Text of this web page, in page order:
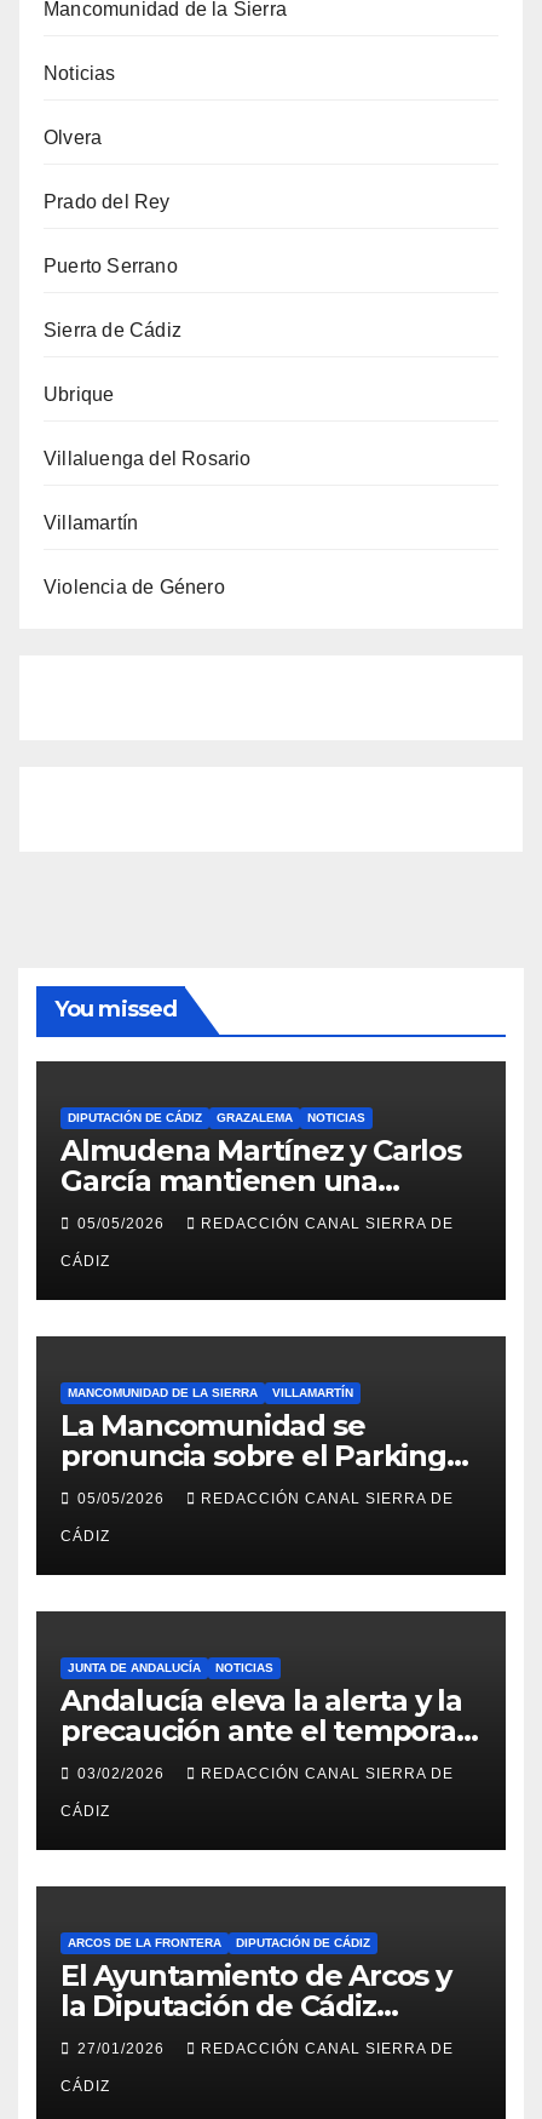
Mancomunidad de la Sierra
Noticias
Olvera
Prado del Rey
Puerto Serrano
Sierra de Cádiz
Ubrique
Villaluenga del Rosario
Villamartín
Violencia de Género
You missed
DIPUTACIÓN DE CÁDIZ GRAZALEMA NOTICIAS
Almudena Martínez y Carlos
García mantienen una
reunión en el Palacio
Provincial
05/05/2026 REDACCIÓN CANAL SIERRA DE
CÁDIZ
MANCOMUNIDAD DE LA SIERRA VILLAMARTÍN
La Mancomunidad se
pronuncia sobre el Parking
del Hospital de Villamartín
05/05/2026 REDACCIÓN CANAL SIERRA DE
CÁDIZ
JUNTA DE ANDALUCÍA NOTICIAS
Andalucía eleva la alerta y la
precaución ante el temporal:
colegios cerrados y la UME en
preaviso
03/02/2026 REDACCIÓN CANAL SIERRA DE
CÁDIZ
ARCOS DE LA FRONTERA DIPUTACIÓN DE CÁDIZ
El Ayuntamiento de Arcos y
la Diputación de Cádiz
impulsan la rehabilitación del
edificio anexo al Castillo con
la redacción del proyecto
27/01/2026 REDACCIÓN CANAL SIERRA DE
CÁDIZ